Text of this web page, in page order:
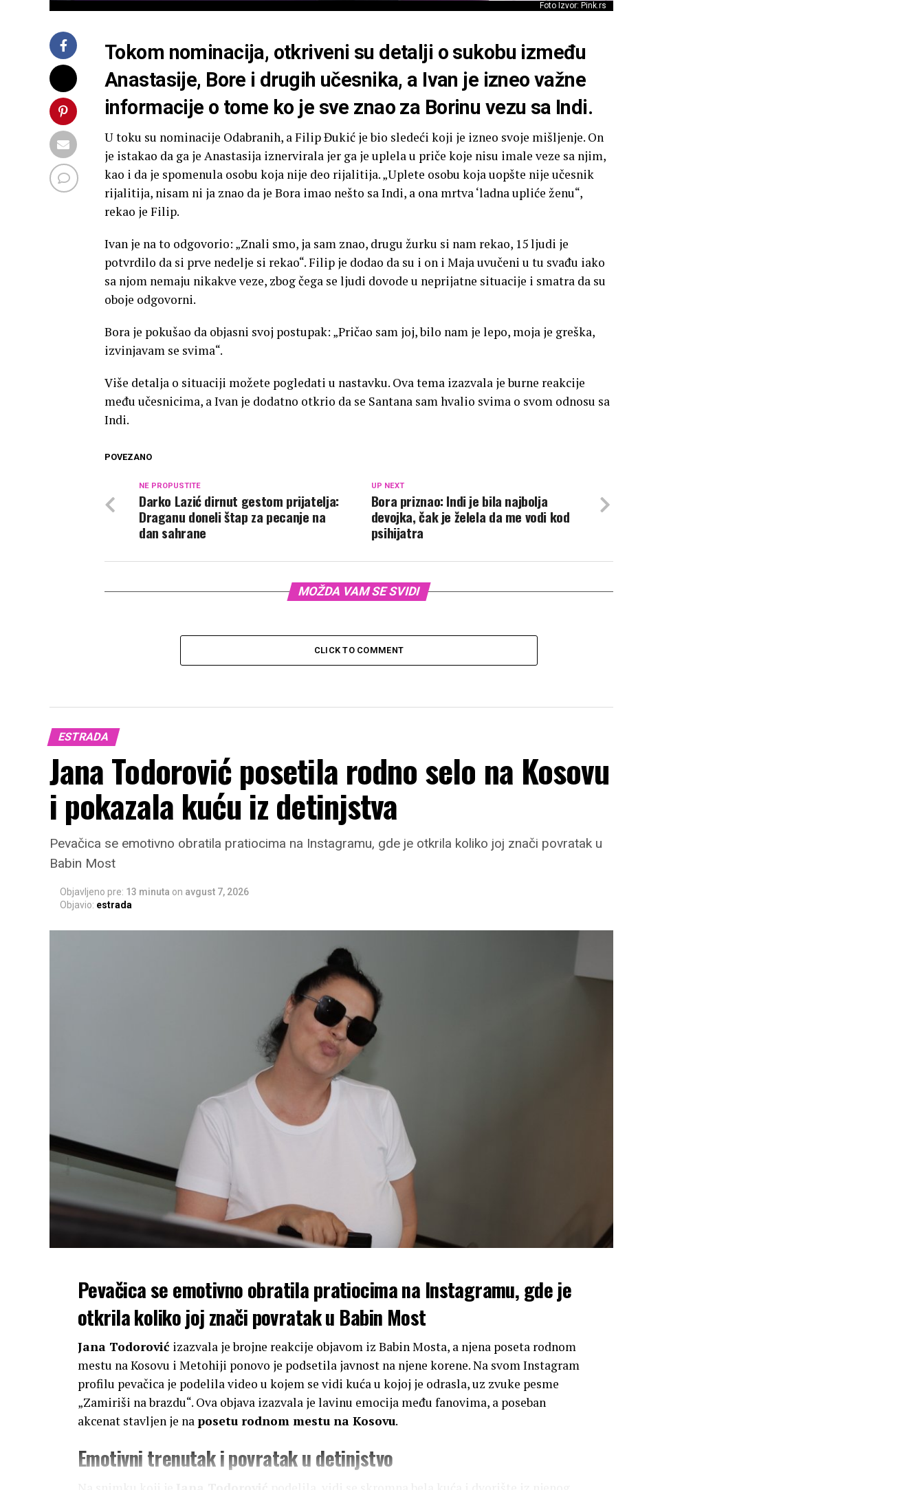
Foto Izvor: Pink.rs
Tokom nominacija, otkriveni su detalji o sukobu između
Anastasije, Bore i drugih učesnika, a Ivan je izneo važne
informacije o tome ko je sve znao za Borinu vezu sa Indi.
U toku su nominacije Odabranih, a Filip Đukić je bio sledeći koji je izneo svoje mišljenje. On
je istakao da ga je Anastasija iznervirala jer ga je uplela u priče koje nisu imale veze sa njim,
kao i da je spomenula osobu koja nije deo rijalitija. „Uplete osobu koja uopšte nije učesnik
rijalitija, nisam ni ja znao da je Bora imao nešto sa Indi, a ona mrtva ‘ladna upliće ženu“,
rekao je Filip.
Ivan je na to odgovorio: „Znali smo, ja sam znao, drugu žurku si nam rekao, 15 ljudi je
potvrdilo da si prve nedelje si rekao“. Filip je dodao da su i on i Maja uvučeni u tu svađu iako
sa njom nemaju nikakve veze, zbog čega se ljudi dovode u neprijatne situacije i smatra da su
oboje odgovorni.
Bora je pokušao da objasni svoj postupak: „Pričao sam joj, bilo nam je lepo, moja je greška,
izvinjavam se svima“.
Više detalja o situaciji možete pogledati u nastavku. Ova tema izazvala je burne reakcije
među učesnicima, a Ivan je dodatno otkrio da se Santana sam hvalio svima o svom odnosu sa
Indi.
POVEZANO
UP NEXT
Bora priznao: Indi je bila najbolja
devojka, čak je želela da me vodi kod
psihijatra
NE PROPUSTITE
Darko Lazić dirnut gestom prijatelja:
Draganu doneli štap za pecanje na
dan sahrane
MOŽDA VAM SE SVIDI
CLICK TO COMMENT
ESTRADA
Jana Todorović posetila rodno selo na Kosovu
i pokazala kuću iz detinjstva
Pevačica se emotivno obratila pratiocima na Instagramu, gde je otkrila koliko joj znači povratak u
Babin Most
Objavljeno pre: 13 minuta on avgust 7, 2026
Objavio: estrada
Pevačica se emotivno obratila pratiocima na Instagramu, gde je
otkrila koliko joj znači povratak u Babin Most
Jana Todorović izazvala je brojne reakcije objavom iz Babin Mosta, a njena poseta rodnom
mestu na Kosovu i Metohiji ponovo je podsetila javnost na njene korene. Na svom Instagram
profilu pevačica je podelila video u kojem se vidi kuća u kojoj je odrasla, uz zvuke pesme
„Zamiriši na brazdu“. Ova objava izazvala je lavinu emocija među fanovima, a poseban
akcenat stavljen je na posetu rodnom mestu na Kosovu.
Emotivni trenutak i povratak u detinjstvo